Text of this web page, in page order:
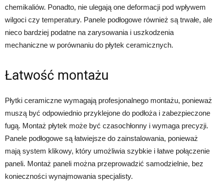
chemikaliów. Ponadto, nie ulegają one deformacji pod wpływem
wilgoci czy temperatury. Panele podłogowe również są trwałe, ale
nieco bardziej podatne na zarysowania i uszkodzenia
mechaniczne w porównaniu do płytek ceramicznych.
Łatwość montażu
Płytki ceramiczne wymagają profesjonalnego montażu, ponieważ
muszą być odpowiednio przyklejone do podłoża i zabezpieczone
fugą. Montaż płytek może być czasochłonny i wymaga precyzji.
Panele podłogowe są łatwiejsze do zainstalowania, ponieważ
mają system klikowy, który umożliwia szybkie i łatwe połączenie
paneli. Montaż paneli można przeprowadzić samodzielnie, bez
konieczności wynajmowania specjalisty.